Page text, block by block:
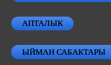
АПТАЛЫК
ЫЙМАН САБАКТАРЫ